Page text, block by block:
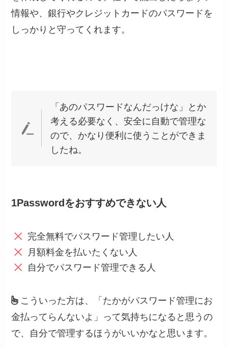
情報や、銀行やクレジットカードのパスワードを
しっかりと守ってくれます。
「あのパスワードなんだっけな」とか
考える必要なく、安全に自動で管理な
ので、かなり便利に使うことができま
したね。
1Passwordをおすすめできない人
完全無料でパスワード管理したい人
月額料金を払いたくない人
自分でパスワード管理できる人
こういった方は、「たかがパスワード管理にお
金払ってらんないよ」って気持ちになると思うの
で、自分で管理するほうがいいかなと思います。